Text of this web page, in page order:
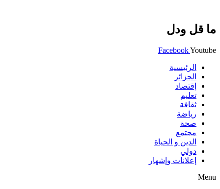
ما قل ودل
FacebookYoutube
الرئيسية
الجزائر
إقتصاد
تعليم
ثقافة
رياضة
صحة
مجتمع
الدين و الحياة
دولي
إعلانات وإشهار
Menu